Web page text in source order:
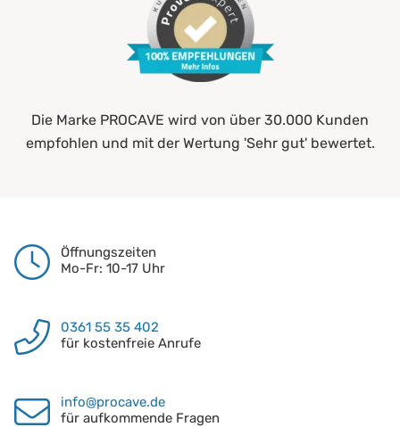
Die Marke PROCAVE wird von über 30.000 Kunden
empfohlen und mit der Wertung 'Sehr gut' bewertet.
Öffnungszeiten
Mo-Fr: 10-17 Uhr
0361 55 35 402
für kostenfreie Anrufe
info@procave.de
für aufkommende Fragen